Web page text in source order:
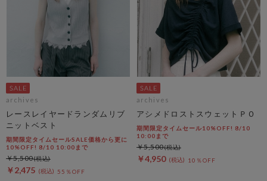
archives
レースレイヤードランダムリブ
ニットベスト
期間限定タイムセールSALE価格から更に
10%OFF! 8/10 10:00まで
￥2,475 55％OFF
￥5,500
archives
アシメドロストスウェットＰＯ
期間限定タイムセール10%OFF! 8/10
10:00まで
￥4,950 10％OFF
￥5,500